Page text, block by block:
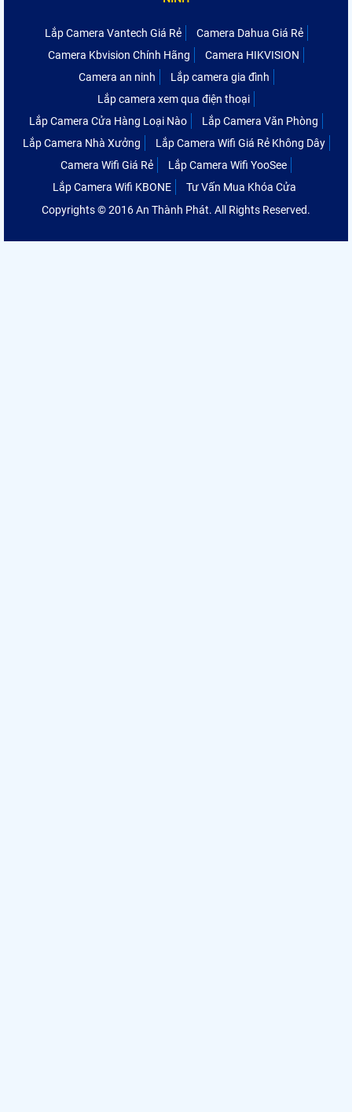
Lắp Camera Vantech Giá Rẻ
Camera Dahua Giá Rẻ
Camera Kbvision Chính Hãng
Camera HIKVISION
Camera an ninh
Lắp camera gia đình
Lắp camera xem qua điện thoại
Lắp Camera Cửa Hàng Loại Nào
Lắp Camera Văn Phòng
Lắp Camera Nhà Xưởng
Lắp Camera Wifi Giá Rẻ Không Dây
Camera Wifi Giá Rẻ
Lắp Camera Wifi YooSee
Lắp Camera Wifi KBONE
Tư Vấn Mua Khóa Cửa
Copyrights © 2016 An Thành Phát. All Rights Reserved.